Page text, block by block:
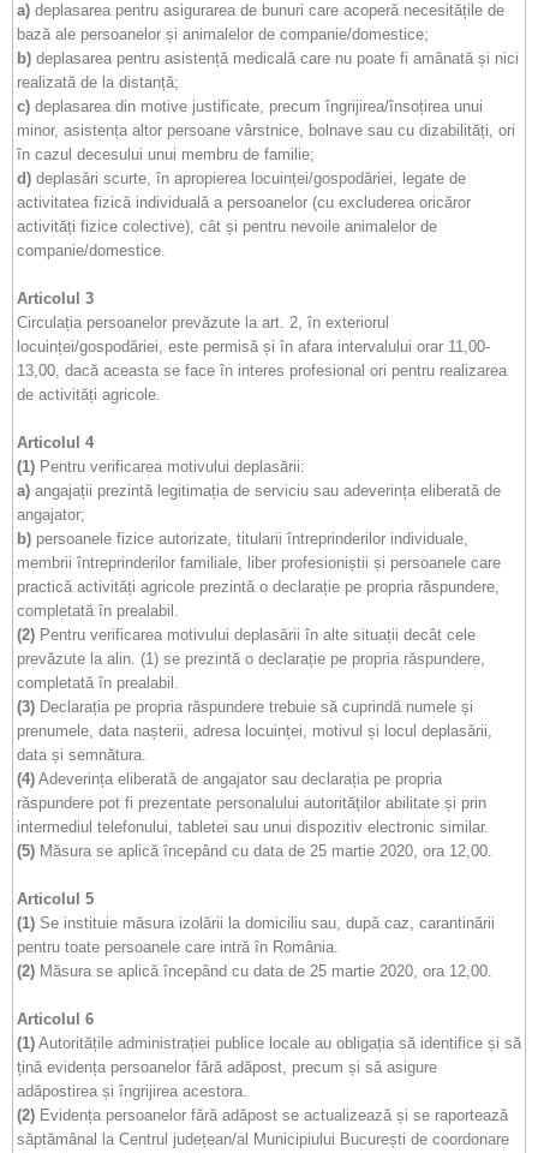
a) deplasarea pentru asigurarea de bunuri care acoperă necesitățile de
bază ale persoanelor și animalelor de companie/domestice;
b) deplasarea pentru asistență medicală care nu poate fi amânată și nici
realizată de la distanță;
c) deplasarea din motive justificate, precum îngrijirea/însoțirea unui
minor, asistența altor persoane vârstnice, bolnave sau cu dizabilități, ori
în cazul decesului unui membru de familie;
d) deplasări scurte, în apropierea locuinței/gospodăriei, legate de
activitatea fizică individuală a persoanelor (cu excluderea oricăror
activități fizice colective), cât și pentru nevoile animalelor de
companie/domestice.
Articolul 3
Circulația persoanelor prevăzute la art. 2, în exteriorul
locuinței/gospodăriei, este permisă și în afara intervalului orar 11,00-
13,00, dacă aceasta se face în interes profesional ori pentru realizarea
de activități agricole.
Articolul 4
(1) Pentru verificarea motivului deplasării:
a) angajații prezintă legitimația de serviciu sau adeverința eliberată de
angajator;
b) persoanele fizice autorizate, titularii întreprinderilor individuale,
membrii întreprinderilor familiale, liber profesioniștii și persoanele care
practică activități agricole prezintă o declarație pe propria răspundere,
completată în prealabil.
(2) Pentru verificarea motivului deplasării în alte situații decât cele
prevăzute la alin. (1) se prezintă o declarație pe propria răspundere,
completată în prealabil.
(3) Declarația pe propria răspundere trebuie să cuprindă numele și
prenumele, data nașterii, adresa locuinței, motivul și locul deplasării,
data și semnătura.
(4) Adeverința eliberată de angajator sau declarația pe propria
răspundere pot fi prezentate personalului autorităților abilitate și prin
intermediul telefonului, tabletei sau unui dispozitiv electronic similar.
(5) Măsura se aplică începând cu data de 25 martie 2020, ora 12,00.
Articolul 5
(1) Se instituie măsura izolării la domiciliu sau, după caz, carantinării
pentru toate persoanele care intră în România.
(2) Măsura se aplică începând cu data de 25 martie 2020, ora 12,00.
Articolul 6
(1) Autoritățile administrației publice locale au obligația să identifice și să
țină evidența persoanelor fără adăpost, precum și să asigure
adăpostirea și îngrijirea acestora.
(2) Evidența persoanelor fără adăpost se actualizează și se raportează
săptămânal la Centrul județean/al Municipiului București de coordonare